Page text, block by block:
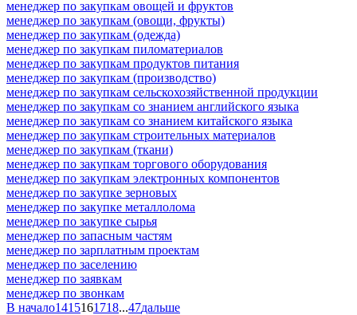
менеджер по закупкам овощей и фруктов
менеджер по закупкам (овощи, фрукты)
менеджер по закупкам (одежда)
менеджер по закупкам пиломатериалов
менеджер по закупкам продуктов питания
менеджер по закупкам (производство)
менеджер по закупкам сельскохозяйственной продукции
менеджер по закупкам со знанием английского языка
менеджер по закупкам со знанием китайского языка
менеджер по закупкам строительных материалов
менеджер по закупкам (ткани)
менеджер по закупкам торгового оборудования
менеджер по закупкам электронных компонентов
менеджер по закупке зерновых
менеджер по закупке металлолома
менеджер по закупке сырья
менеджер по запасным частям
менеджер по зарплатным проектам
менеджер по заселению
менеджер по заявкам
менеджер по звонкам
В начало1415161718...47дальше